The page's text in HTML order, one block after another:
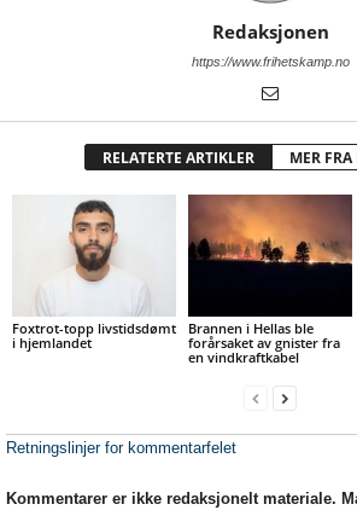
Redaksjonen
https://www.frihetskamp.no
RELATERTE ARTIKLER MER FRA
Foxtrot-topp livstidsdømt
i hjemlandet
Brannen i Hellas ble
forårsaket av gnister fra
en vindkraftkabel
Retningslinjer for kommentarfelet
Kommentarer er ikke redaksjonelt materiale.